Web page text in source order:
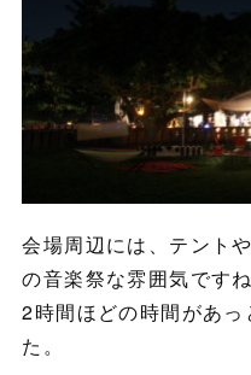
会場周辺には、テント
の音楽祭な雰囲気ですね
2時間ほどの時間があ
た。